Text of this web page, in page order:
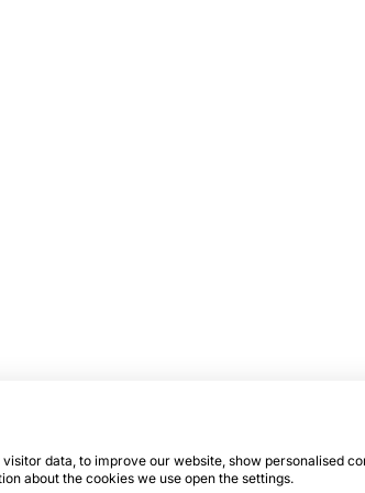
data, to improve our website, show personalised
about the cookies we use open the settings.